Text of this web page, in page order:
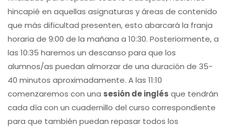
hincapié en aquellas asignaturas y áreas de contenido
que más dificultad presenten, esto abarcará la franja
horaria de 9:00 de la mañana a 10:30. Posteriormente, a
las 10:35 haremos un descanso para que los
alumnos/as puedan almorzar de una duración de 35-
40 minutos aproximadamente. A las 11:10
comenzaremos con una sesión de inglés que tendrán
cada día con un cuadernillo del curso correspondiente
para que también puedan repasar todos los